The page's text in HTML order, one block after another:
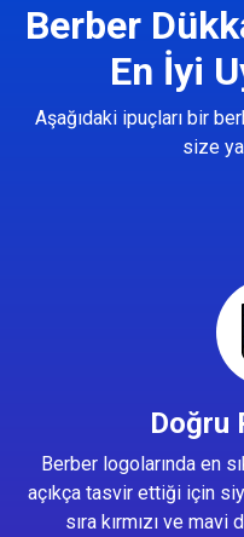
Berber
En İyi
Aşağıdaki ipuçları bir
size
Doğru
Berber logolarında en
açıkça tasvir ettiği için
sıra kırmızı ve mavi